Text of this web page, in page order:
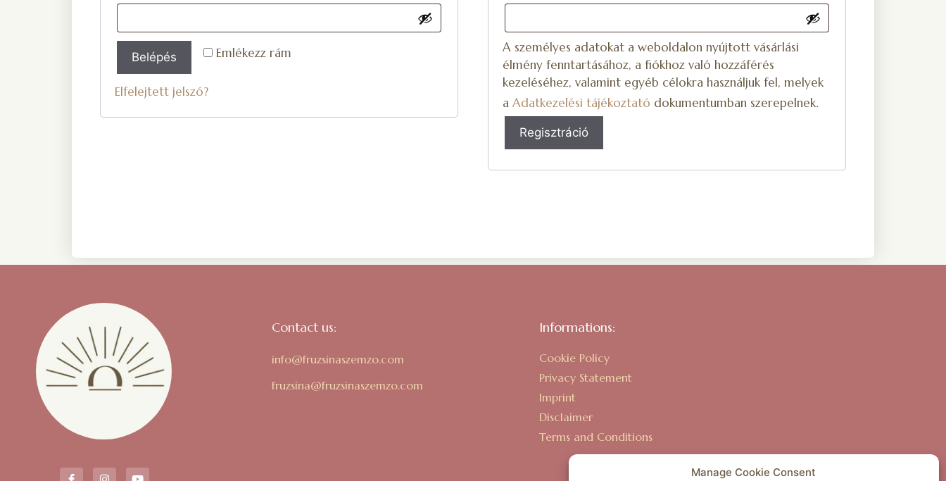
Manage Cookie Consent
Emlékezz rám
Belépés
Elfelejtett jelszó?
A személyes adatokat a weboldalon nyújtott vásárlási
élmény fenntartásához, a fiókhoz való hozzáférés
kezeléséhez, valamint egyéb célokra használjuk fel, melyek
aAdatkezelési tájékoztató dokumentumban szerepelnek.
Regisztráció
Contact us:
info@fruzsinaszemzo.com
fruzsina@fruzsinaszemzo.com
Informations:
Cookie Policy
Privacy Statement
Imprint
Disclaimer
Terms and Conditions